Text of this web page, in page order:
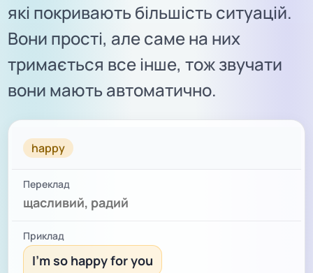
які покривають більшість ситуацій.
Вони прості, але саме на них
тримається все інше, тож звучати
вони мають автоматично.
happy
щасливий, радий
I'm so happy for you